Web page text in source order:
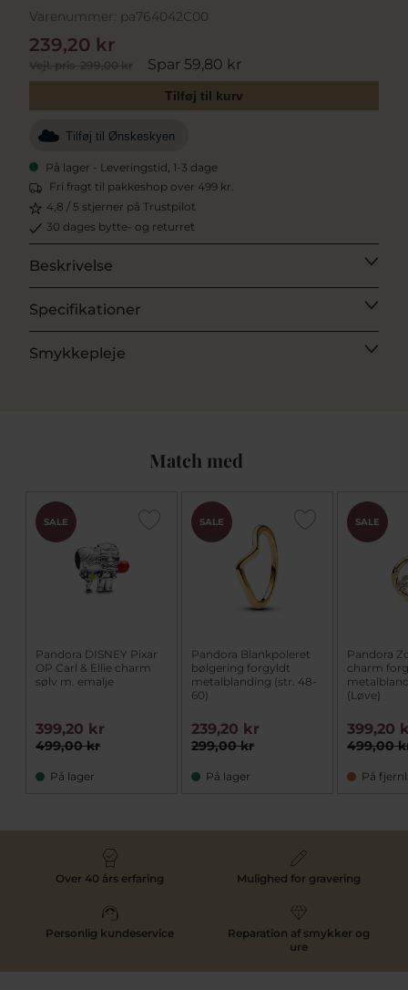
Varenummer: pa764042C00
Vejl. pris299,00 kr Spar 59,80 kr
239,20 kr
Tilføj til kurv
Tilføj til Ønskeskyen
På lager - Leveringstid, 1-3 dage
Fri fragt til pakkeshop over 499 kr.
4,8 / 5 stjerner på Trustpilot
30 dages bytte- og returret
Beskrivelse
Specifikationer
Smykkepleje
Match med
SALE
Pandora DISNEY Pixar
OP Carl & Ellie charm
sølv m. emalje
499,00 kr
399,20 kr
På lager
SALE
Pandora Blankpoleret
bølgering forgyldt
metalblanding (str. 48-
60)
299,00 kr
239,20 kr
På lager
SALE
Pandora
charm
(Løve)
499,00
399,20
På
Over 40 års erfaring Mulighed for gravering
Personlig kundeservice
Reparation af smykker og
ure